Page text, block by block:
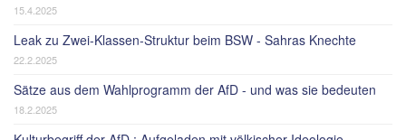
15.4.2025
Leak zu Zwei-Klassen-Struktur beim BSW - Sahras Knechte
22.2.2025
Sätze aus dem Wahlprogramm der AfD - und was sie bedeuten
18.2.2025